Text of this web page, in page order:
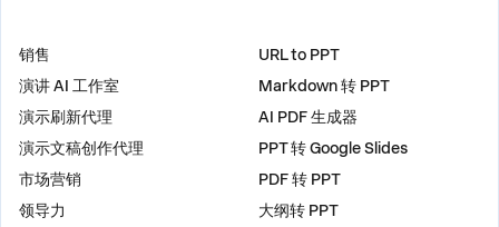
销售
演讲 AI 工作室
演示刷新代理
演示文稿创作代理
市场营销
领导力
URL to PPT
Markdown 转 PPT
AI PDF 生成器
PPT 转 Google Slides
PDF 转 PPT
大纲转 PPT